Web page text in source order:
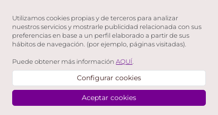
Atnova Shop eCommercese encuentra verificado como
software deSoftware de Comercio Electrónico
© 1994-2025 Atnova Web Systems
Creado con Atnova Shop
Utilizamos cookies propias y de terceros para analizar
nuestros servicios y mostrarle publicidad relacionada con sus
preferencias en base a un perfil elaborado a partir de sus
hábitos de navegación. (por ejemplo, páginas visitadas).
Puede obtener más informaciónAQUÍ.
Configurar cookies
Aceptar cookies